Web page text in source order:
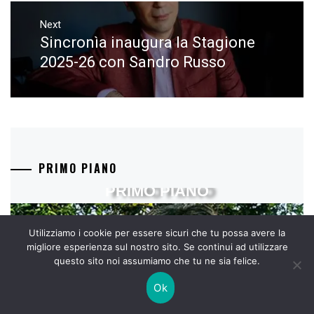
Next
Next
post:
Sincronìa inaugura la Stagione
2025-26 con Sandro Russo
PRIMO PIANO
una donna che ha imparato a
PRIMO PIANO
Utilizziamo i cookie per essere sicuri che tu possa avere la
migliore esperienza sul nostro sito. Se continui ad utilizzare
questo sito noi assumiamo che tu ne sia felice.
Ok